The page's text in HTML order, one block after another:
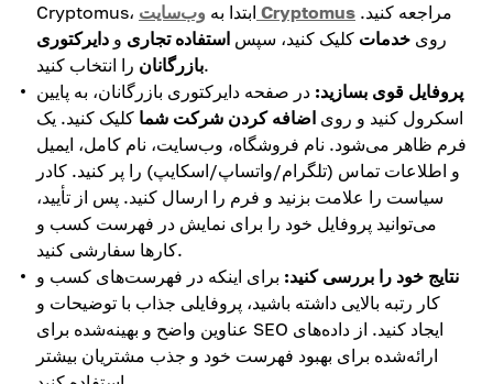
Cryptomus، ابتدا به وب‌سایت Cryptomus
روی خدمات کلیک کنید، سپس استفاده تجاری و دایرکتوری
بازرگانانرا انتخاب کنید.
پروفایل قوی بسازید: در صفحه دایرکتوری بازرگانان، به پایین
اسکرول کنید و روی اضافه کردن شرکت شما کلیک کنید. یک
فرم ظاهر می‌شود. نام فروشگاه، وب‌سایت، نام کامل، ایمیل
و اطلاعات تماس (تلگرام/واتساپ/اسکایپ) را پر کنید. کادر
سیاست را علامت بزنید و فرم را ارسال کنید. پس از تأیید،
می‌توانید پروفایل خود را برای نمایش در فهرست کسب و
کارها سفارشی کنید.
نتایج خود را بررسی کنید: برای اینکه در فهرست‌های کسب و
کار رتبه بالایی داشته باشید، پروفایلی جذاب با توضیحات و
عناوین واضح و بهینه‌شده برای SEO ایجاد کنید. از داده‌های
ارائه‌شده برای بهبود فهرست خود و جذب مشتریان بیشتر